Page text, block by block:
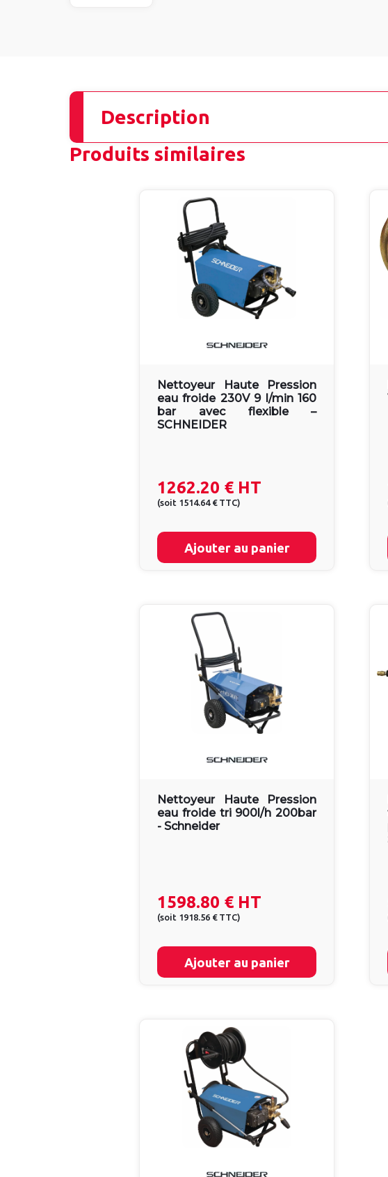
Description
Produits similaires
Nettoyeur Haute Pression
eau froide 230V 9 l/min 160
bar avec flexible –
SCHNEIDER
1262.20 € HT
(soit 1514.64 € TTC)
Ajouter au panier
Nettoyeur Haute Pression
eau froide tri 900l/h 200bar
- Schneider
1598.80 € HT
(soit 1918.56 € TTC)
Ajouter au panier